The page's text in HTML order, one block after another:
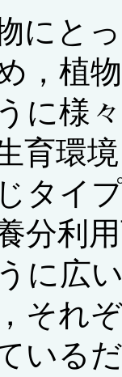
にと
，植
に様
育環
タイ
分利
に広
それ
いる